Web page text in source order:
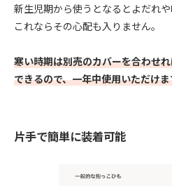
新生児期から使うとなるとよだれや
これならその心配も入りません。
寒い時期は別売のカバーを合わせ
できるので、一年中使用いただけま
片手で簡単に装着可能